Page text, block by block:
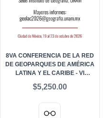
8VA CONFERENCIA DE LA RED
DE GEOPARQUES DE AMÉRICA
LATINA Y EL CARIBE - VI
GEOPATRIMONIO Y
$5,250.00